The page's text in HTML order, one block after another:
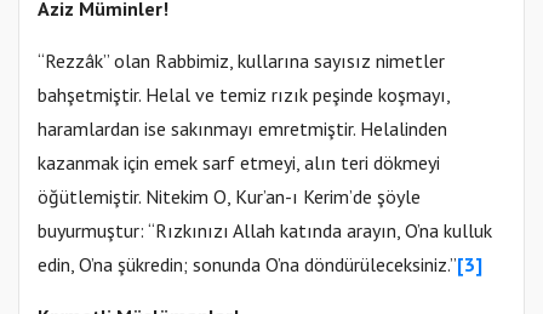
Aziz Müminler!
“Rezzâk” olan Rabbimiz, kullarına sayısız nimetler
bahşetmiştir. Helal ve temiz rızık peşinde koşmayı,
haramlardan ise sakınmayı emretmiştir. Helalinden
kazanmak için emek sarf etmeyi, alın teri dökmeyi
öğütlemiştir. Nitekim O, Kur’an-ı Kerim’de şöyle
buyurmuştur: “Rızkınızı Allah katında arayın, O’na kulluk
edin, O’na şükredin; sonunda O’na döndürüleceksiniz.”[3]